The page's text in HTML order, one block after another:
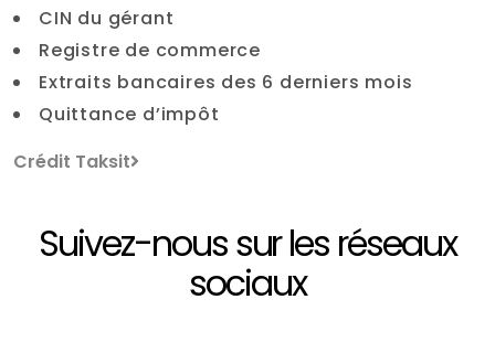
CIN du gérant
Registre de commerce
Extraits bancaires des 6 derniers mois
Quittance d’impôt
Crédit Taksit
Suivez-nous sur les réseaux
sociaux